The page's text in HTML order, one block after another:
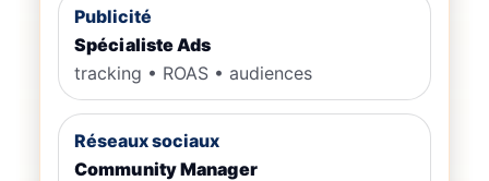
Publicité
Spécialiste Ads
tracking • ROAS • audiences
Réseaux sociaux
Community Manager